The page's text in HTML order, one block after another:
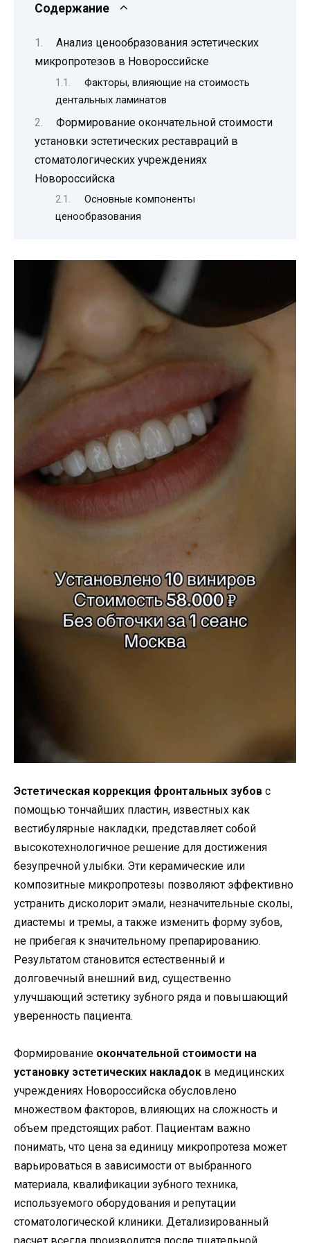
Содержание
Анализ ценообразования эстетических
микропротезов в Новороссийске
Факторы, влияющие на стоимость
дентальных ламинатов
Формирование окончательной стоимости
установки эстетических реставраций в
стоматологических учреждениях
Новороссийска
Основные компоненты
ценообразования
Эстетическая коррекция фронтальных зубов с
помощью тончайших пластин, известных как
вестибулярные накладки, представляет собой
высокотехнологичное решение для достижения
безупречной улыбки. Эти керамические или
композитные микропротезы позволяют эффективно
устранить дисколорит эмали, незначительные сколы,
диастемы и тремы, а также изменить форму зубов,
не прибегая к значительному препарированию.
Результатом становится естественный и
долговечный внешний вид, существенно
улучшающий эстетику зубного ряда и повышающий
уверенность пациента.
Формирование окончательной стоимости на
установку эстетических накладок в медицинских
учреждениях Новороссийска обусловлено
множеством факторов, влияющих на сложность и
объем предстоящих работ. Пациентам важно
понимать, что цена за единицу микропротеза может
варьироваться в зависимости от выбранного
материала, квалификации зубного техника,
используемого оборудования и репутации
стоматологической клиники. Детализированный